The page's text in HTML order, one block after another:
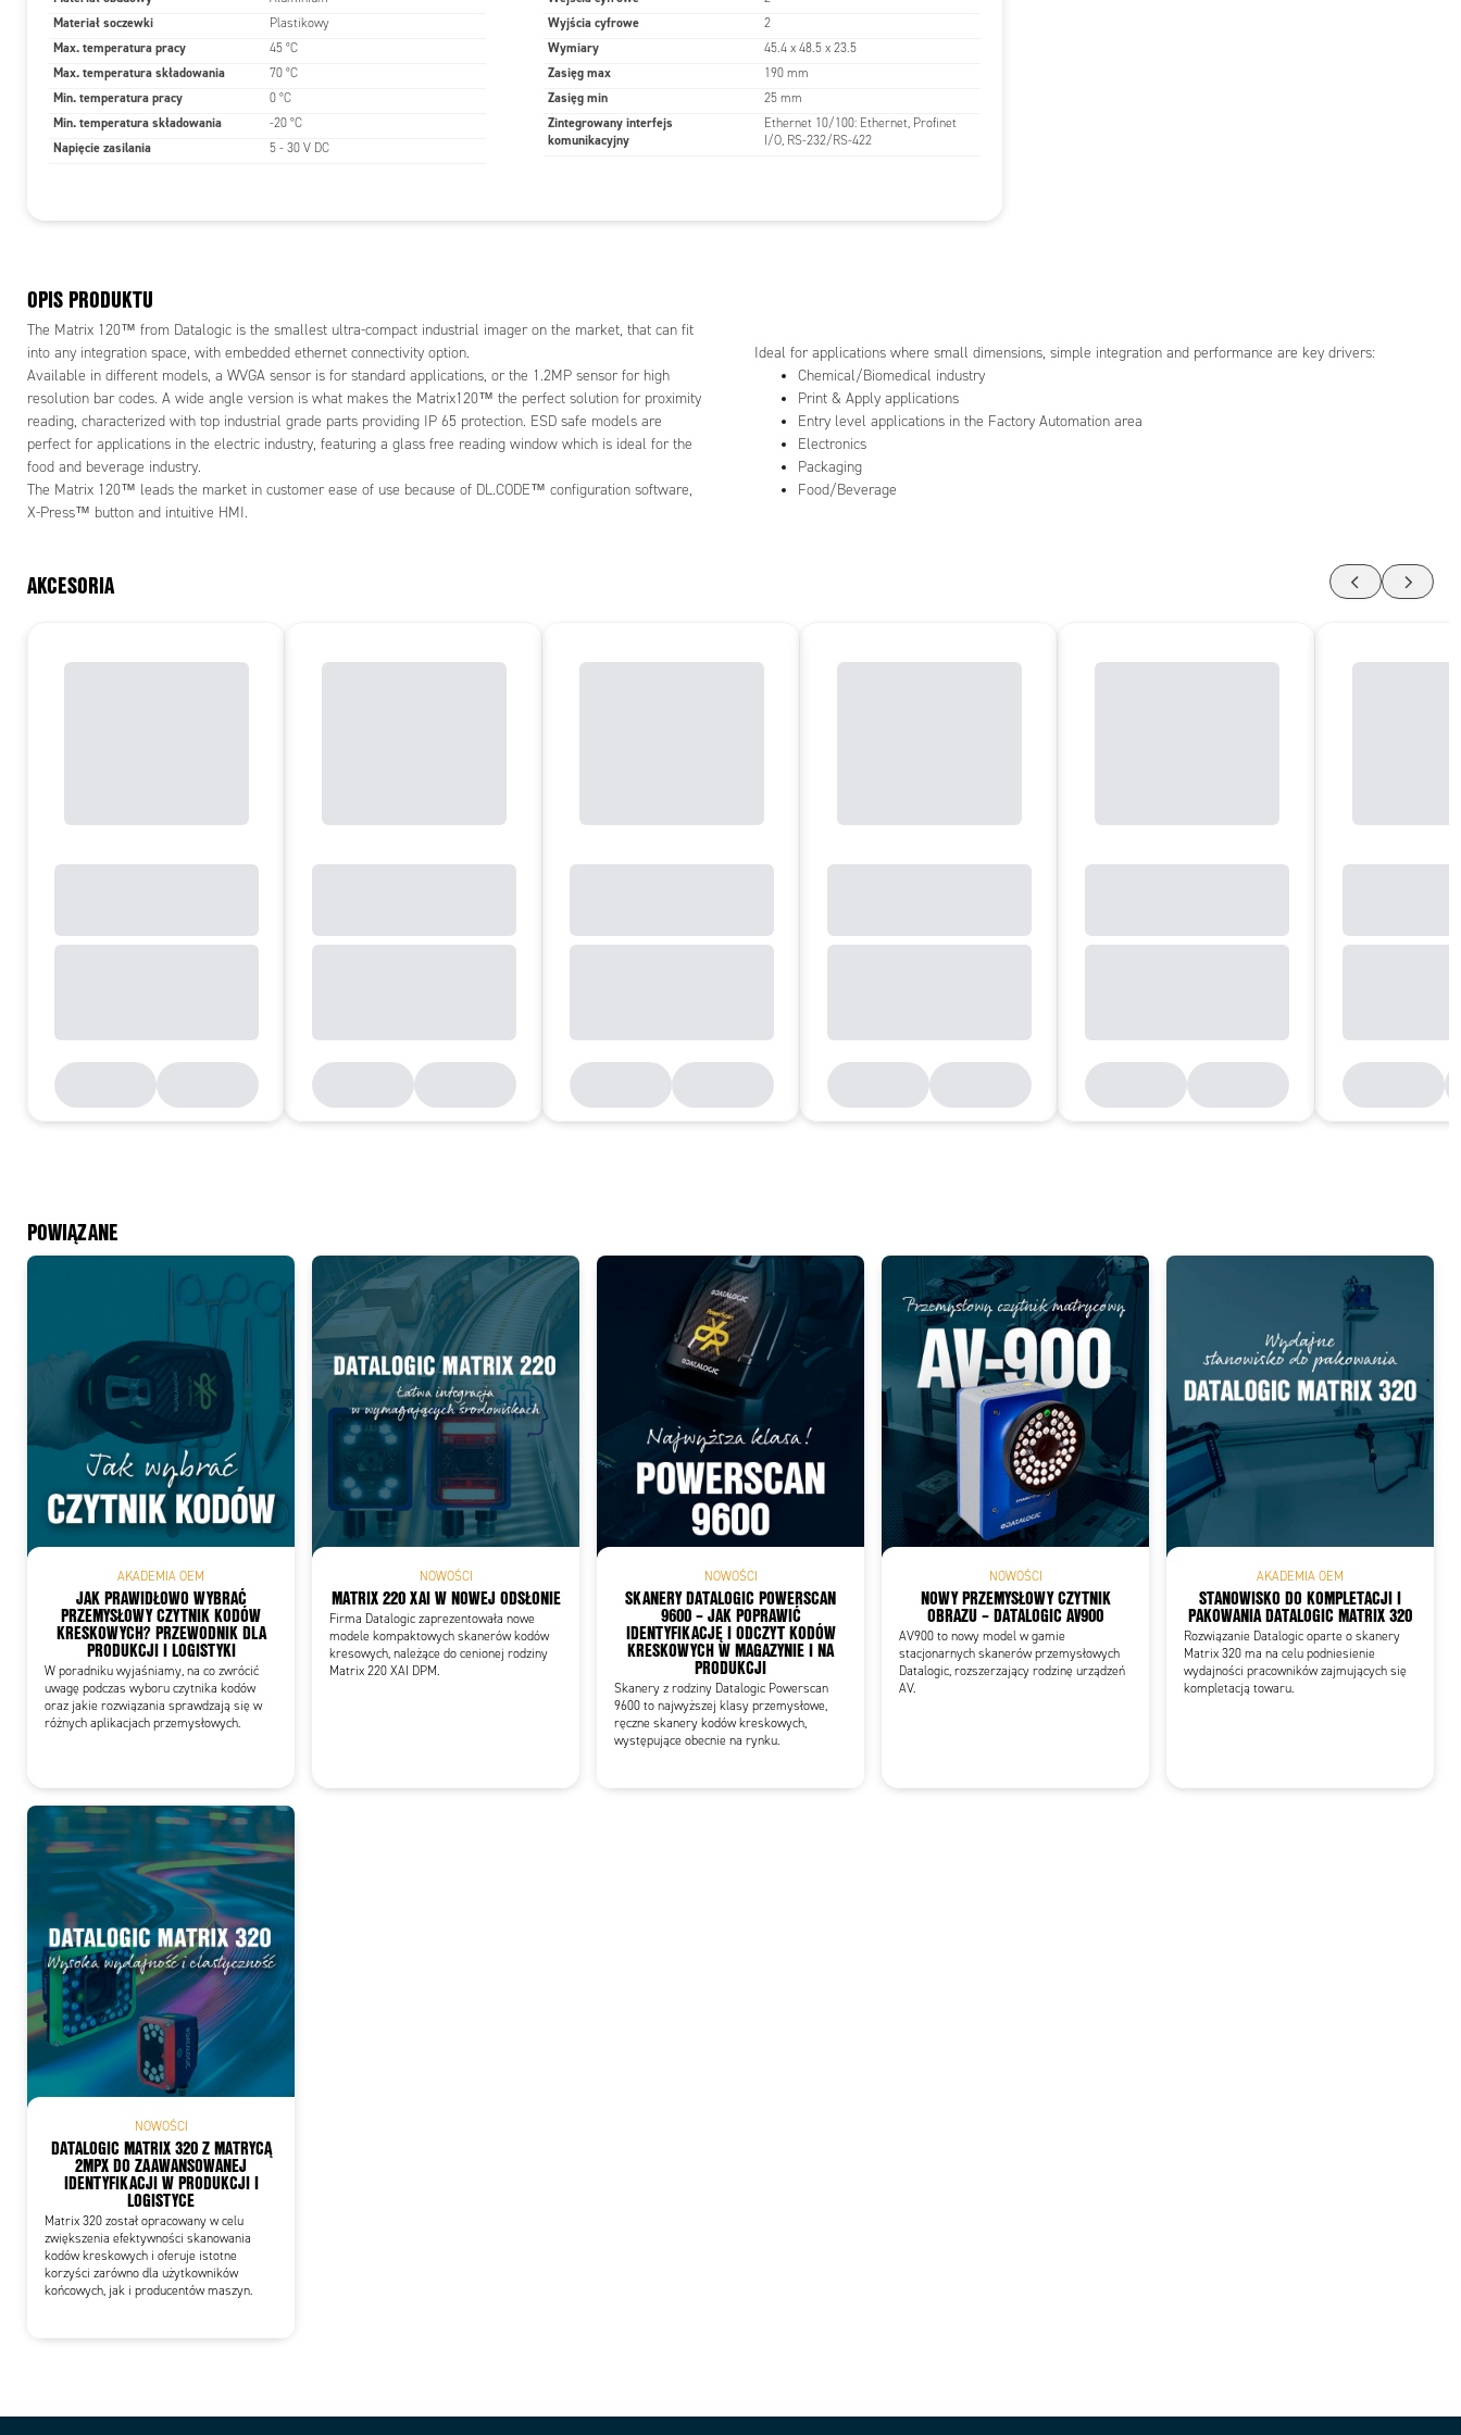
Materiał soczewki Plastikowy
Max. temperatura pracy 45 °C
Max. temperatura składowania 70 °C
Min. temperatura pracy 0 °C
Min. temperatura składowania -20 °C
Napięcie zasilania 5 - 30 V DC
Wyjścia cyfrowe 2
Wymiary 45.4 x 48.5 x 23.5
Zasięg max 190 mm
Zasięg min 25 mm
Zintegrowany interfejs
komunikacyjny
Ethernet 10/100: Ethernet, Profinet
I/O, RS-232/RS-422
OPIS PRODUKTU
The Matrix 120™ from Datalogic is the smallest ultra-compact industrial imager on the market, that can fit
into any integration space, with embedded ethernet connectivity option.
Available in different models, a WVGA sensor is for standard applications, or the 1.2MP sensor for high
resolution bar codes. A wide angle version is what makes the Matrix120™ the perfect solution for proximity
reading, characterized with top industrial grade parts providing IP 65 protection. ESD safe models are
perfect for applications in the electric industry, featuring a glass free reading window which is ideal for the
food and beverage industry.
The Matrix 120™ leads the market in customer ease of use because of DL.CODE™ configuration software,
X-Press™ button and intuitive HMI.
Ideal for applications where small dimensions, simple integration and performance are key drivers:
Chemical/Biomedical industry
Print & Apply applications
Entry level applications in the Factory Automation area
Electronics
Packaging
Food/Beverage
AKCESORIA
Add to existing cart row Add as new cart row
POWIĄZANE
AKADEMIA OEM
JAK PRAWIDŁOWO WYBRAĆ
PRZEMYSŁOWY CZYTNIK KODÓW
KRESKOWYCH? PRZEWODNIK DLA
PRODUKCJI I LOGISTYKI
W poradniku wyjaśniamy, na co zwrócić
uwagę podczas wyboru czytnika kodów
oraz jakie rozwiązania sprawdzają się w
różnych aplikacjach przemysłowych.
NOWOŚCI
MATRIX 220 XAI W NOWEJ ODSŁONIE
Firma Datalogic zaprezentowała nowe
modele kompaktowych skanerów kodów
kresowych, należące do cenionej rodziny
Matrix 220 XAI DPM.
NOWOŚCI
SKANERY DATALOGIC POWERSCAN
9600 – JAK POPRAWIĆ
IDENTYFIKACJĘ I ODCZYT KODÓW
KRESKOWYCH W MAGAZYNIE I NA
PRODUKCJI
Skanery z rodziny Datalogic Powerscan
9600 to najwyższej klasy przemysłowe,
ręczne skanery kodów kreskowych,
występujące obecnie na rynku.
NOWOŚCI
NOWY PRZEMYSŁOWY CZYTNIK
OBRAZU – DATALOGIC AV900
AV900 to nowy model w gamie
stacjonarnych skanerów przemysłowych
Datalogic, rozszerzający rodzinę urządzeń
AV.
AKADEMIA OEM
STANOWISKO DO KOMPLETACJI I
PAKOWANIA DATALOGIC MATRIX 320
Rozwiązanie Datalogic oparte o skanery
Matrix 320 ma na celu podniesienie
wydajności pracowników zajmujących się
kompletacją towaru.
NOWOŚCI
DATALOGIC MATRIX 320 Z MATRYCĄ
2MPX DO ZAAWANSOWANEJ
IDENTYFIKACJI W PRODUKCJI I
LOGISTYCE
Matrix 320 został opracowany w celu
zwiększenia efektywności skanowania
kodów kreskowych i oferuje istotne
korzyści zarówno dla użytkowników
końcowych, jak i producentów maszyn.